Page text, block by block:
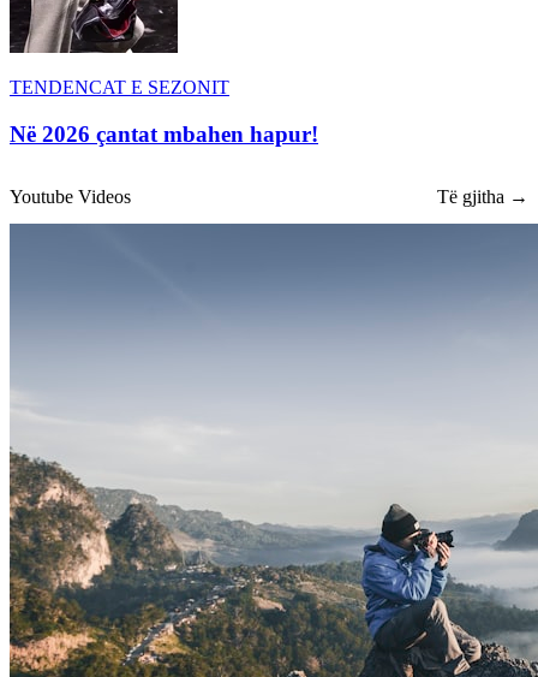
TENDENCAT E SEZONIT
Në 2026 çantat mbahen hapur!
Youtube Videos Të gjitha →